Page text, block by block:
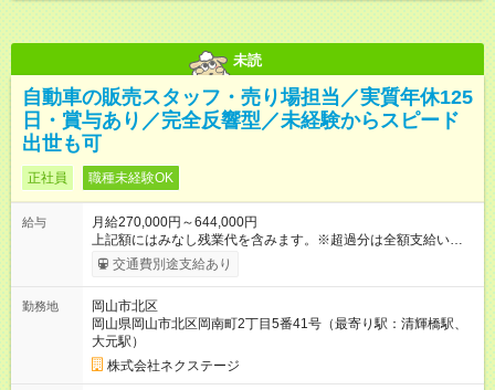
変わりません。
未読
自動車の販売スタッフ・売り場担当／実質年休125
日・賞与あり／完全反響型／未経験からスピード
出世も可
正社員 職種未経験OK
給与
月給270,000円～644,000円
上記額にはみなし残業代を含みます。※超過分は全額支給いたし
ます。 みなし残業代 59,000円／月 みなし残業時間 29時間／月
※スキル・能力等を考慮の上決定します。 ＼★ご希望の働き方
ーバル型（全国転勤あり） 月収32万円～64万4，000円 ※グロ
ーバル手当4万1，000円／月を含みます。 ■中域型（エリア内勤
務：県を跨ぐ転勤あり・転居は応相談） 月収29万円～60万7，
000円 ■地域限定型（転居を伴う転勤なし：通勤可能な範囲の
み） 月収270万～58万3，000円 【 昇給・賞与 】 ■昇給：年1
交通費別途支給あり
勤務地
岡山市北区
岡山県岡山市北区岡南町2丁目5番41号（最寄り駅：清輝橋駅、
大元駅）
株式会社ネクステージ